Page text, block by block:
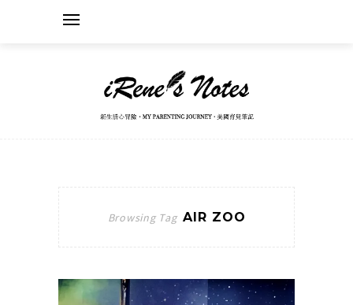
Browsing Tag AIR ZOO